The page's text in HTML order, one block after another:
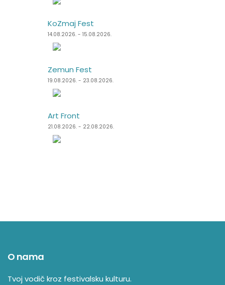
KoZmaj Fest
14.08.2026. - 15.08.2026.
Zemun Fest
19.08.2026. - 23.08.2026.
Art Front
21.08.2026. - 22.08.2026.
Špancirfest
21.08.2026. - 30.08.2026.
Sea Dance Festival
24.08.2026. - 27.08.2026.
Dimensions Festival
27.08.2026. - 31.08.2026.
O nama
Tvoj vodič kroz festivalsku kulturu.